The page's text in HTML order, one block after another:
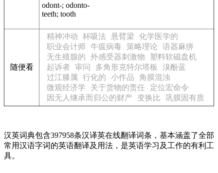
odont-; odonto-
teeth; tooth
随便看
精神冲动 杯吸法 悬臂梁
化学医学的
职业会计师 牛瘟病毒 策略理论
语器麻痹
无生殖腺的
外感受器刺激物
塑料软磁盘机
起诉者
审问 多角形克特尔塔板
溴酚蓝
过江滕属
行化的 小作品
角膜混浊
微观经济学
关于货物的责任
定位宏命令
因无人继承而归公的财产
变换比 巩膜固有质
汉英词典包含397958条汉译英在线翻译词条，基本涵盖了全部
常用汉语字词的英语翻译及用法，是英语学习及工作的有利工
具。